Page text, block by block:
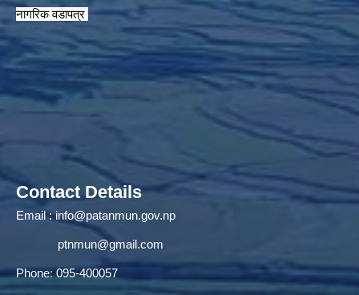
नागरिक वडापत्र
Contact Details
Email :info@patanmun.gov.np
ptnmun@gmail.com
Phone: 095-400057